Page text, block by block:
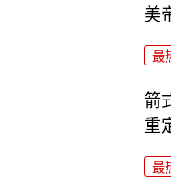
美
最
箭
重
最